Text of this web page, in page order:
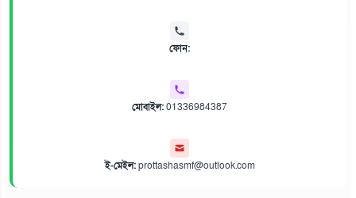
ফোন:
মোবাইল:01336984387
ই-মেইল:prottashasmf@outlook.com